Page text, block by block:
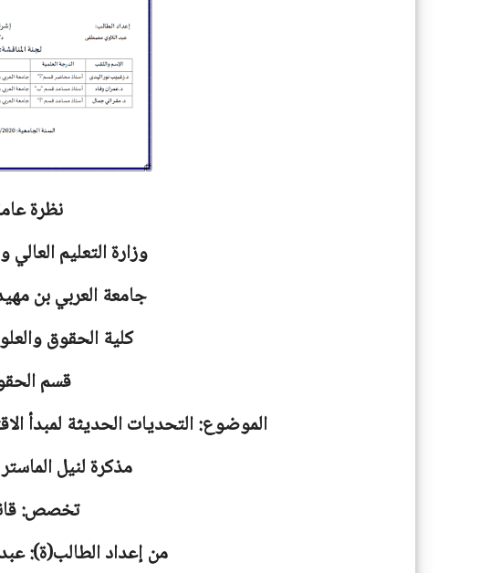
نظرة
وزارة التعليم
جامعةالعربي بن
كلية الحقوق
قسم
الموضوع: التحديات الحديثة لمبدأ
مذكرة لنيل
تخصص:
من إعداد الطالب(ة):